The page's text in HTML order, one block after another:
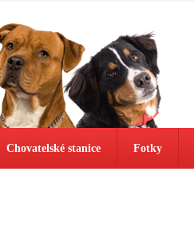
Chovatelské stanice Fotky